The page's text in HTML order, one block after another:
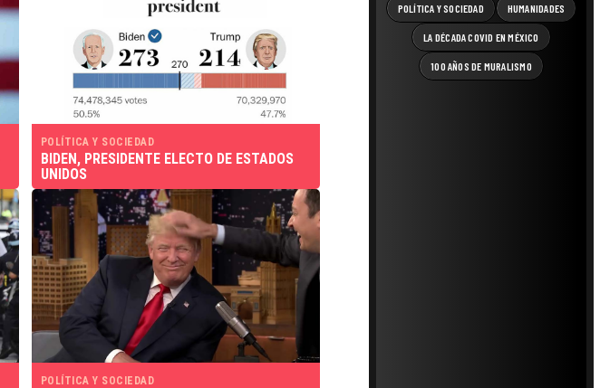
POLÍTICA Y SOCIEDAD HUMANIDADES
LA DÉCADA COVID EN MÉXICO
100 AÑOS DE MURALISMO
POLÍTICA Y SOCIEDAD
BIDEN, PRESIDENTE ELECTO DE ESTADOS
UNIDOS
POLÍTICA Y SOCIEDAD